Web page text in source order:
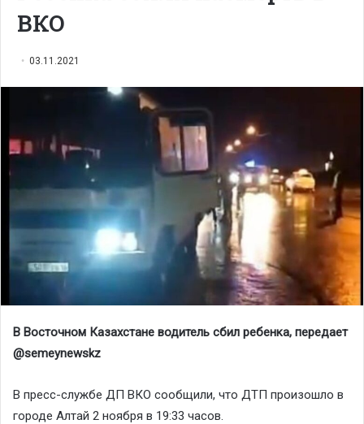
ВКО
03.11.2021
В Восточном Казахстане водитель сбил ребенка, передает
@semeynewskz
В пресс-службе ДП ВКО сообщили, что ДТП произошло в
городе Алтай 2 ноября в 19:33 часов.